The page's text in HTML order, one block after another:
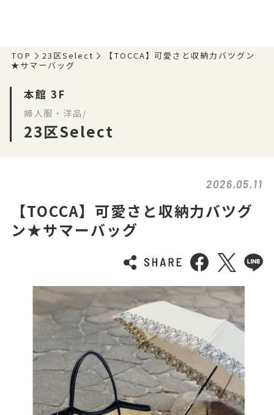
TOP 23区Select
【TOCCA】可愛さと収納力バツグン
★サマーバッグ
本館 3F
婦人服・洋品/
23区Select
2026.05.11
【TOCCA】可愛さと収納力バツグ
ン★サマーバッグ